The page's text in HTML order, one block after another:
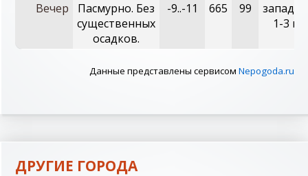
Вечер
Пасмурно. Без
существенных
осадков.
-9..-11 665 99
1-3 м/
Данные представлены сервисом Nepogoda.ru
ДРУГИЕ ГОРОДА